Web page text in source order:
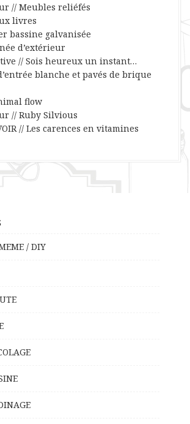
// Meubles reliéfés
livres
bassine galvanisée
d’extérieur
// Sois heureux un instant…
blanche et pavés de brique
flow
// Ruby Silvious
// Les carences en vitamines
/ DIY